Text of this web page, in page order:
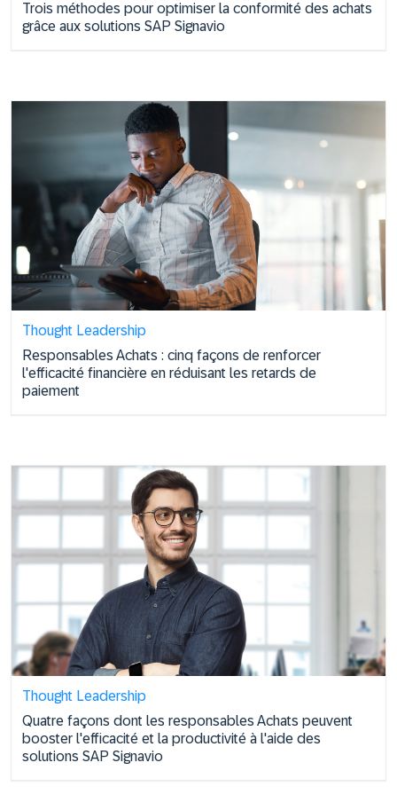
Trois méthodes pour optimiser la conformité des achats
grâce aux solutions SAP Signavio
Thought Leadership
Responsables Achats : cinq façons de renforcer
l'efficacité financière en réduisant les retards de
paiement
Thought Leadership
Quatre façons dont les responsables Achats peuvent
booster l'efficacité et la productivité à l'aide des
solutions SAP Signavio